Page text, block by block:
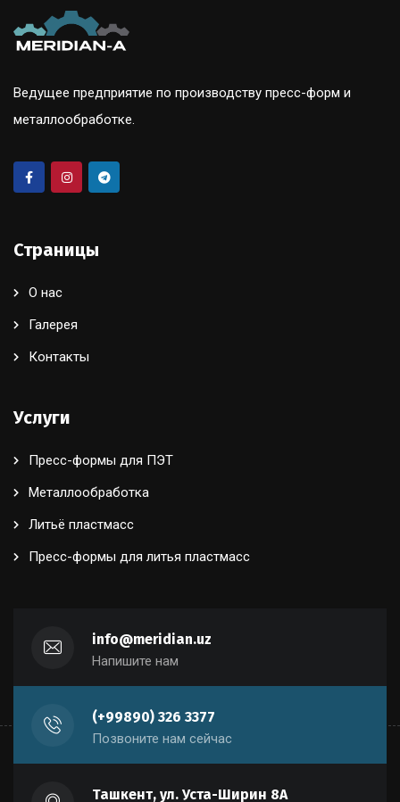
Ведущее предприятие по производству пресс-форм и
металлообработке.
Страницы
О нас
Галерея
Контакты
Услуги
Пресс-формы для ПЭТ
Металлообработка
Литьё пластмасс
Пресс-формы для литья пластмасс
info@meridian.uz
Напишите нам
(+99890) 326 3377
Позвоните нам сейчас
Ташкент, ул. Уста-Ширин 8А